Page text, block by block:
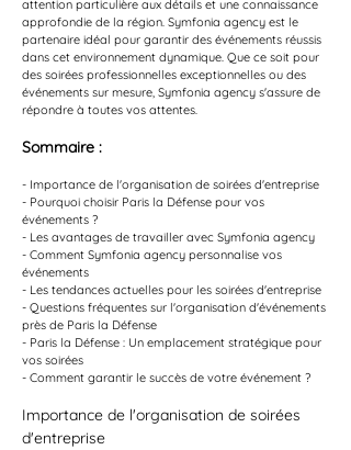
attention particulière aux détails et une connaissance
approfondie de la région. Symfonia agency est le
partenaire idéal pour garantir des événements réussis
dans cet environnement dynamique. Que ce soit pour
des soirées professionnelles exceptionnelles ou des
événements sur mesure, Symfonia agency s'assure de
répondre à toutes vos attentes.
Sommaire :
- Importance de l'organisation de soirées d'entreprise
- Pourquoi choisir Paris la Défense pour vos
événements ?
- Les avantages de travailler avec Symfonia agency
- Comment Symfonia agency personnalise vos
événements
- Les tendances actuelles pour les soirées d'entreprise
- Questions fréquentes sur l'organisation d'événements
près de Paris la Défense
- Paris la Défense : Un emplacement stratégique pour
vos soirées
- Comment garantir le succès de votre événement ?
Importance de l'organisation de soirées
d'entreprise